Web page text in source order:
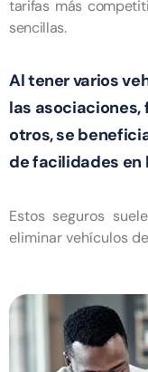
tarifas más
sencillas.
Al tener varios
las
otros, se
de facilidades en
Estos seguros
eliminar vehículos